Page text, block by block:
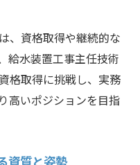
、資格取得や継続的な
給水装置工事主任技術
格取得に挑戦し、実務
高いポジションを目指
資質と姿勢